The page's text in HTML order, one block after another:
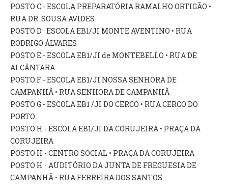
REGULAMENTOS E TAXAS
RELATÓRIO E CONTAS
RECRUTAMENTO PESSOAL
GERAIS
POSTO C - ESCOLA PREPARATÓRIA RAMALHO ORTIGÃO •
RUA DR. SOUSA AVIDES
POSTO D · ESCOLA EB1/JI MONTE AVENTINO • RUA
RODRIGO ÁLVARES
POSTO E - ESCOLA EB1/JI de MONTEBELLO • RUA DE
ALCÂNTARA
POSTO F - ESCOLA EB1/JI NOSSA SENHORA DE
CAMPANHÃ • RUA SENHORA DE CAMPANHÃ
POSTO G - ESCOLA EB1 /JI DO CERCO • RUA CERCO DO
PORTO
POSTO H - ESCOLA EB1/JI DA CORUJEIRA • PRAÇA DA
CORUJEIRA
POSTO H - CENTRO SOCIAL • PRAÇA DA CORUJEIRA
POSTO H - AUDITÓRIO DA JUNTA DE FREGUESIA DE
CAMPANHÃ • RUA FERREIRA DOS SANTOS